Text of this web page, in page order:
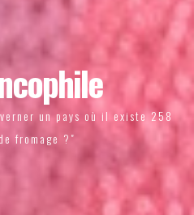
un pays où il existe 258
fromage ?"